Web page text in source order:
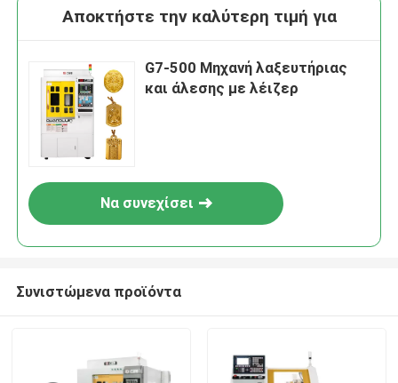
Αποκτήστε την καλύτερη τιμή για
G7-500 Μηχανή λαξευτήριας
και άλεσης με λέιζερ
Να συνεχίσει
Συνιστώμενα προϊόντα